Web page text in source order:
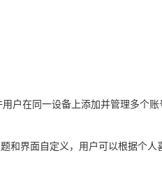
户在同一设备上添加并管理多个
和界面自定义，用户可以根据个人